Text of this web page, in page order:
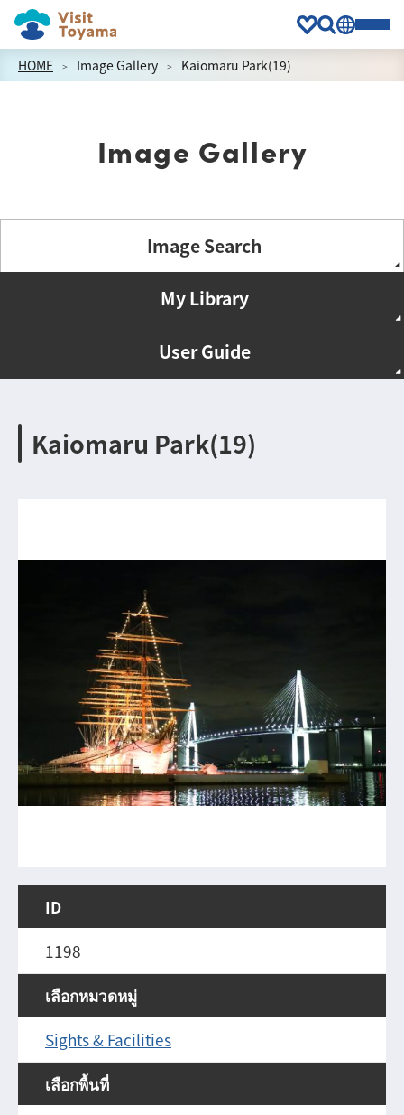
HOME Image Gallery Kaiomaru Park(19)
Image Gallery
Image Search
My Library
User Guide
Kaiomaru Park(19)
ID
1198
เลือกหมวดหมู่
Sights & Facilities
เลือกพื้นที่